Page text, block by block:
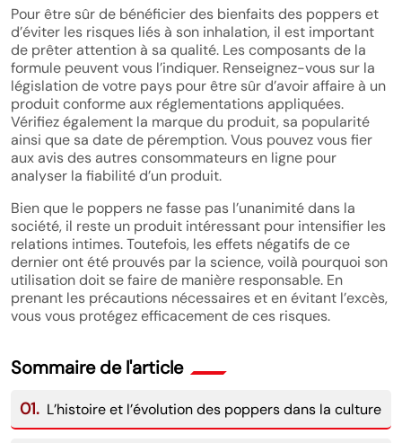
Pour être sûr de bénéficier des bienfaits des poppers et
d’éviter les risques liés à son inhalation, il est important
de prêter attention à sa qualité. Les composants de la
formule peuvent vous l’indiquer. Renseignez-vous sur la
législation de votre pays pour être sûr d’avoir affaire à un
produit conforme aux réglementations appliquées.
Vérifiez également la marque du produit, sa popularité
ainsi que sa date de péremption. Vous pouvez vous fier
aux avis des autres consommateurs en ligne pour
analyser la fiabilité d’un produit.
Bien que le poppers ne fasse pas l’unanimité dans la
société, il reste un produit intéressant pour intensifier les
relations intimes. Toutefois, les effets négatifs de ce
dernier ont été prouvés par la science, voilà pourquoi son
utilisation doit se faire de manière responsable. En
prenant les précautions nécessaires et en évitant l’excès,
vous vous protégez efficacement de ces risques.
Sommaire de l'article
01. L’histoire et l’évolution des poppers dans la culture